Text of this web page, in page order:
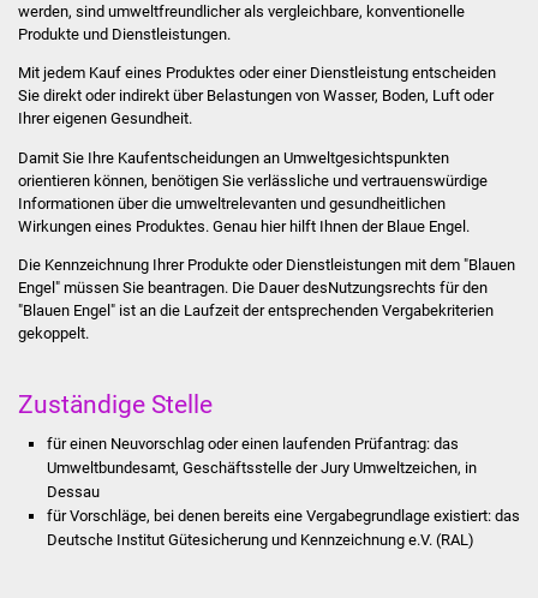
Stellenangebote
Kontakt
Ortsrecht
Wahlen
Partnerstädte
Projekte
werden, sind umweltfreundlicher als vergleichbare, konventionelle
Produkte und Dienstleistungen.
Mit jedem Kauf eines Produktes oder einer Dienstleistung entscheiden
Sie direkt oder indirekt über Belastungen von Wasser, Boden, Luft oder
Ihrer eigenen Gesundheit.
Damit Sie Ihre Kaufentscheidungen an Umweltgesichtspunkten
orientieren können, benötigen Sie verlässliche und vertrauenswürdige
Informationen über die umweltrelevanten und gesundheitlichen
Wirkungen eines Produktes. Genau hier hilft Ihnen der Blaue Engel.
Die Kennzeichnung Ihrer Produkte oder Dienstleistungen mit dem "Blauen
Engel" müssen Sie beantragen. Die Dauer desNutzungsrechts für den
"Blauen Engel" ist an die Laufzeit der entsprechenden Vergabekriterien
gekoppelt.
Zuständige Stelle
für einen Neuvorschlag oder einen laufenden Prüfantrag: das
Umweltbundesamt, Geschäftsstelle der Jury Umweltzeichen, in
Dessau
für Vorschläge, bei denen bereits eine Vergabegrundlage existiert: das
Deutsche Institut Gütesicherung und Kennzeichnung e.V. (RAL)